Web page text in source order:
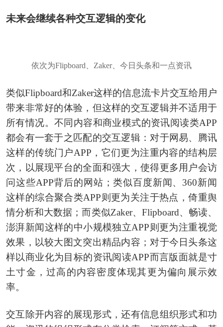
未来会继续各种交互逻辑的变化
依次为Flipboard、Zaker、今日头条和一点资讯
类似Flipboard和Zaker这样的信息流卡片交互给用户
带来非常好的体验，但这样的交互逻辑并不适用于
所有情况。不同内容和商业模式的资讯阅读类APP
都会有一套于之匹配的交互逻辑：对于网易、腾讯
这样的传统门户APP，它们更为注重内容的结构层
次，以展现平台的全面和强大，使得更多用户会访
问这些APP背后的网站；类似百度新闻、360新闻
这样的综合聚合类APP则更为关注于热点，倚重舆
情分析和大数据；而类似Zaker、Flipboard、畅读、
澎湃新闻这样的中小规模独立APP则更为注重视觉
效果，以较大图文突出精品内容；对于今日头条这
样以商业化为目标的资讯阅读APP而言版面就是寸
土寸金，过高的内容密度体现其更为偏向展示效
率。
交互除开内容的展现形式，还有信息组织形式和功